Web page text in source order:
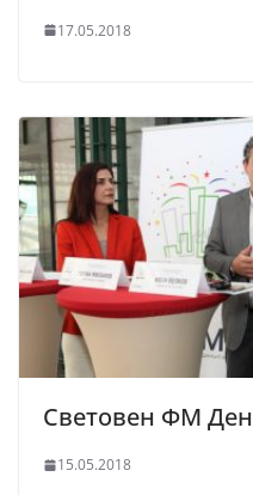
17.05.2018
Световен ФМ Ден
15.05.2018